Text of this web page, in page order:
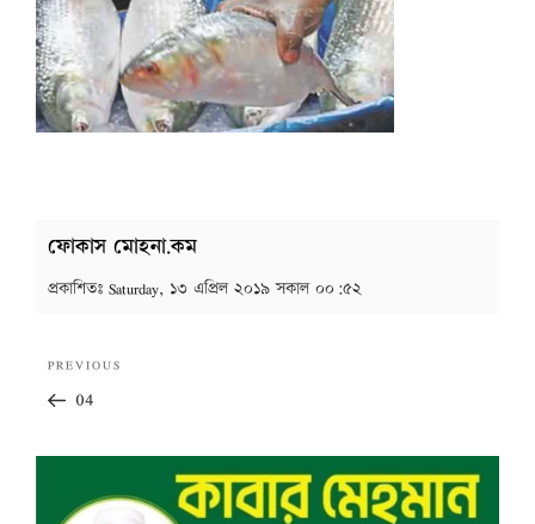
ফোকাস মোহনা.কম
প্রকাশিতঃ Saturday, ১৩ এপ্রিল ২০১৯ সকাল ০০:৫২
navigation
Previous
Post
PREVIOUS
04